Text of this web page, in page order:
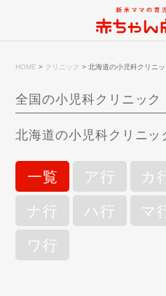
HOME > クリニック >北海道の小児科クリニッ
全国の小児科クリニック
北海道の小児科クリニッ
一覧 ア行 カ
ナ行 ハ行 マ
ワ行